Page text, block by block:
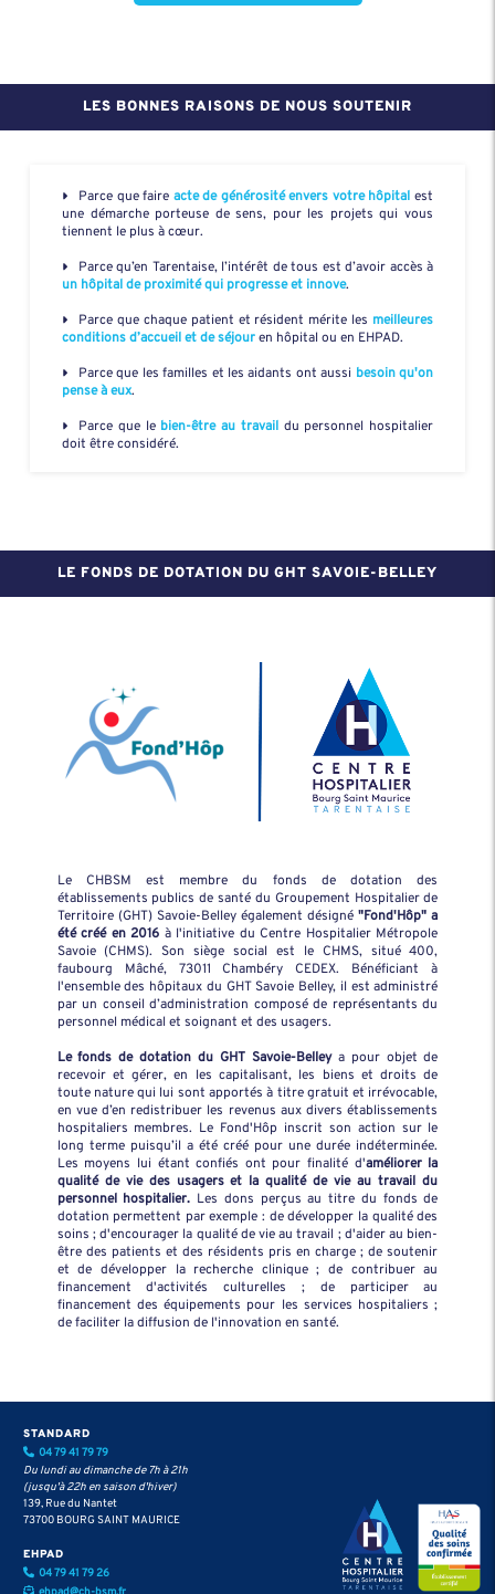
LES BONNES RAISONS DE NOUS SOUTENIR
Parce que faire acte de générosité envers votre hôpital est
une démarche porteuse de sens, pour les projets qui vous
tiennent le plus à cœur.
Parce qu’en Tarentaise, l’intérêt de tous est d’avoir accès à
un hôpital de proximité qui progresse et innove.
Parce que chaque patient et résident mérite les meilleures
conditions d’accueil et de séjouren hôpital ou en EHPAD.
Parce que les familles et les aidants ont aussi besoin qu'on
pense à eux.
Parce que le bien-être au travaildu personnel hospitalier
doit être considéré.
LE FONDS DE DOTATION DU GHT SAVOIE-BELLEY
Le CHBSM est membre du fonds de dotation des
établissements publics de santé du Groupement Hospitalier de
Territoire (GHT) Savoie-Belley également désigné"Fond'Hôp" a
été créé en 2016 à l'initiative du Centre Hospitalier Métropole
Savoie (CHMS). Son siège social est le CHMS, situé 400,
faubourg Mâché, 73011 Chambéry CEDEX. Bénéficiant à
l'ensemble des hôpitaux du GHT Savoie Belley, il est administré
par un conseil d’administration composé de représentants du
personnel médical et soignant et des usagers.
Le fonds de dotation du GHT Savoie-Belleya pour objet de
recevoir et gérer, en les capitalisant, les biens et droits de
toute nature qui lui sont apportés à titre gratuit et irrévocable,
en vue d’en redistribuer les revenus aux divers établissements
hospitaliers membres. Le Fond'Hôp inscrit son action sur le
long terme puisqu’il a été créé pour une durée indéterminée.
Les moyens lui étant confiés ont pour finalité d'améliorer la
qualité de vie des usagers et la qualité de vie au travail du
personnel hospitalier. Les dons perçus au titre du fonds de
dotation permettent par exemple : de développer la qualité des
soins ; d'encourager la qualité de vie au travail ; d'aider au bien-
être des patients et des résidents pris en charge ; de soutenir
et de développer la recherche clinique ; de contribuer au
financement d'activités culturelles ; de participer au
financement des équipements pour les services hospitaliers ;
de faciliter la diffusion de l'innovation en santé.
STANDARD
04 79 41 79 79
Du lundi au dimanche de 7h à 21h
(jusqu'à 22h en saison d'hiver)
139, Rue du Nantet
73700 BOURG SAINT MAURICE
EHPAD
04 79 41 79 26